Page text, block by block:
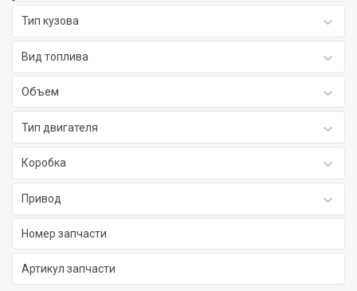
Тип кузова
Вид топлива
Объем
Тип двигателя
Коробка
Привод